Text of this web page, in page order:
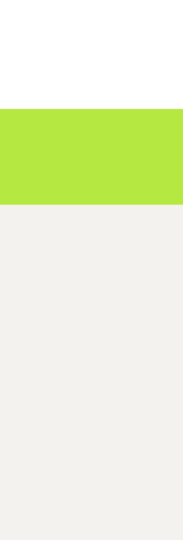
nach oben/